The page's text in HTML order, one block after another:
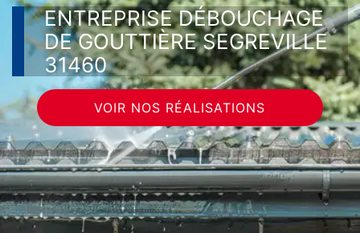
ENTREPRISE DÉBOUCHAGE
DE GOUTTIÈRE SEGREVILLE
31460
VOIR NOS RÉALISATIONS